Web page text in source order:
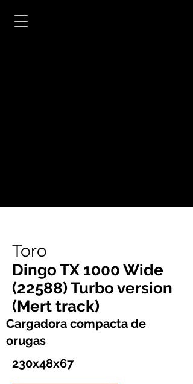
Toro
Dingo TX 1000 Wide
(22588) Turbo version
(Mert track)
Cargadora compacta de
orugas
230x48x67